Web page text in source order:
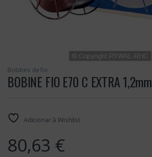
Bobines de fio
BOBINE FIO E70 C EXTRA 1,2mm
Adicionar à Wishlist
80,63 €